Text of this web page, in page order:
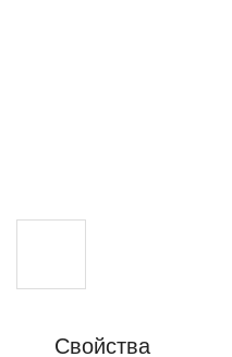
Свойства